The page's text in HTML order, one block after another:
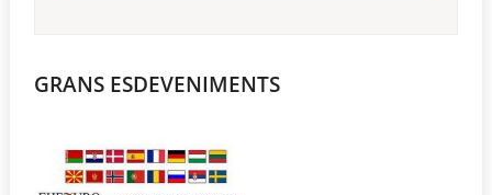
GRANS ESDEVENIMENTS